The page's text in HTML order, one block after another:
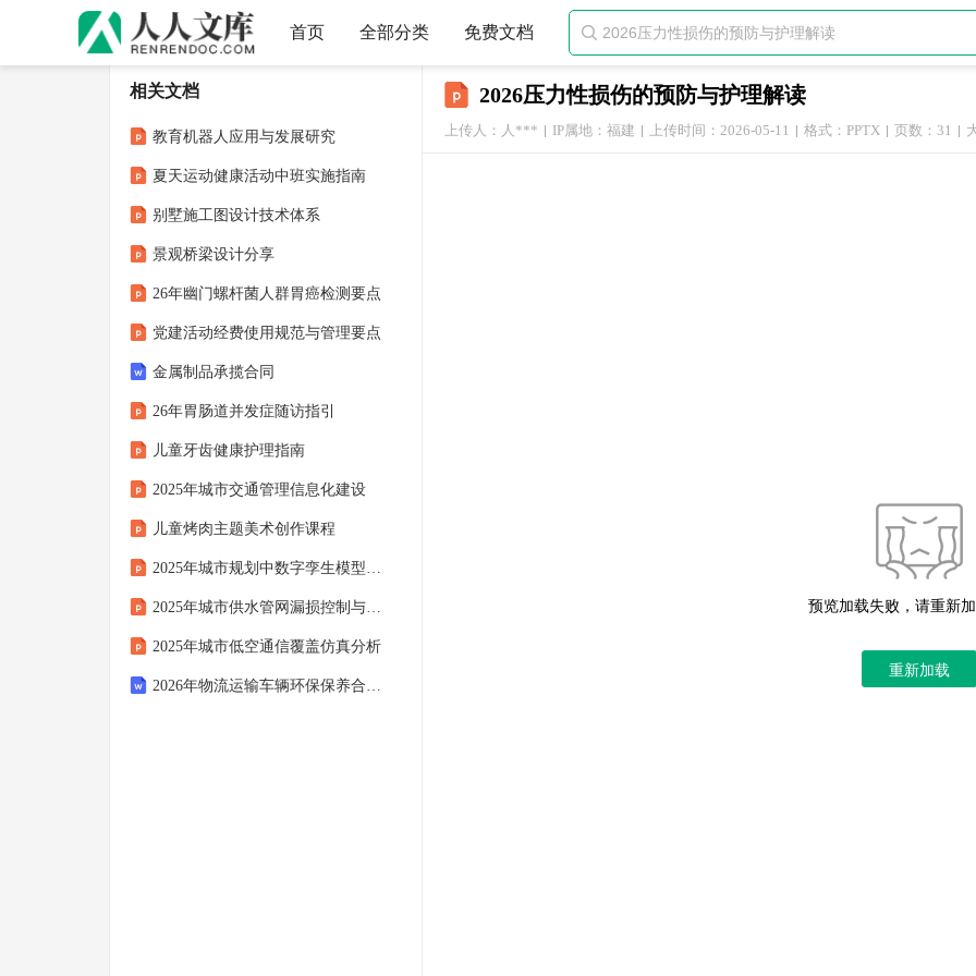
首页 全部分类 免费文档 
2026压力性损伤的预防与护理解读
上传人：人*** IP属地：福建 上传时间：2026-05-11 格式：PPTX 页数：31
预览加载失败，请重新
重新加载
相关文档
教育机器人应用与发展研究
夏天运动健康活动中班实施指南
别墅施工图设计技术体系
景观桥梁设计分享
26年幽门螺杆菌人群胃癌检测要点
党建活动经费使用规范与管理要点
金属制品承揽合同
26年胃肠道并发症随访指引
儿童牙齿健康护理指南
2025年城市交通管理信息化建设
儿童烤肉主题美术创作课程
2025年城市规划中数字孪生模型简化方法
2025年城市供水管网漏损控制与韧性节水措施
2025年城市低空通信覆盖仿真分析
2026年物流运输车辆环保保养合同协议